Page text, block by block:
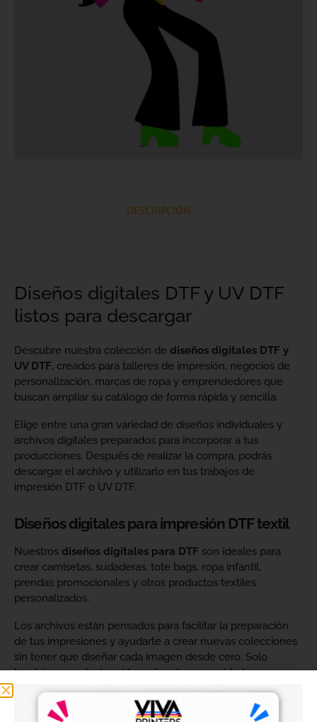
DESCRIPCIÓN
Diseños digitales DTF y UV DTF
listos para descargar
Descubre nuestra colección de diseños digitales DTF y
UV DTF, creados para talleres de impresión, negocios de
personalización, marcas de ropa y emprendedores que
buscan ampliar su catálogo de forma rápida y sencilla.
Elige entre una gran variedad de diseños individuales y
archivos digitales preparados para incorporar a tus
producciones. Después de realizar la compra, podrás
descargar el archivo y utilizarlo en tus trabajos de
impresión DTF o UV DTF.
Diseños digitales para impresión DTF textil
Nuestros diseños digitales para DTF son ideales para
crear camisetas, sudaderas, tote bags, ropa infantil,
prendas promocionales y otros productos textiles
personalizados.
Los archivos están pensados para facilitar la preparación
de tus impresiones y ayudarte a crear nuevas colecciones
sin tener que diseñar cada imagen desde cero. Solo
tendrás que adaptar el tamaño a tus necesidades, preparar
el archivo en tu programa de impresión y producirlo con tu
maquinaria DTF.